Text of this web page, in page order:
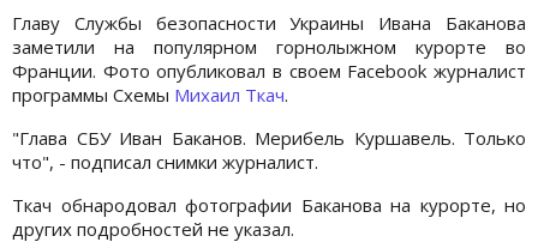
Главу Службы безопасности Украины Ивана Баканова
заметили на популярном горнолыжном курорте во
Франции. Фото опубликовал в своем Facebook журналист
программы Схемы Михаил Ткач.
"Глава СБУ Иван Баканов. Мерибель Куршавель. Только
что", - подписал снимки журналист.
Ткач обнародовал фотографии Баканова на курорте, но
других подробностей не указал.